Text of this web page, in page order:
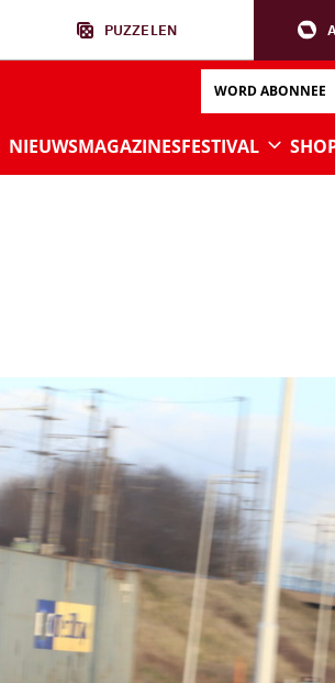
PUZZELEN
WORD ABONNEE
NIEUWSMAGAZINESFESTIVAL